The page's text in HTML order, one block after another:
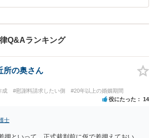
Q&Aランキング
所の奥さん
成 #慰謝料請求したい側 #20年以上の婚姻期間
役にたった 14
士